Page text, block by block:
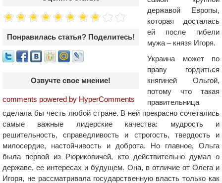
Понравилась статья? Поделитесь!
Озвучте свое мнение!
comments powered by HyperComments
державой Европы,
которая досталась
ей после гибели
мужа – князя Игоря.
Украина может по
праву гордиться
княгиней Ольгой,
потому что такая
правительница
сделала бы честь любой стране. В ней прекрасно сочетались
самые важные лидерские качества: мудрость и
решительность, справедливость и строгость, твердость и
милосердие, настойчивость и доброта. Но главное, Ольга
была первой из Рюриковичей, кто действительно думал о
державе, ее интересах и будущем. Она, в отличие от Олега и
Игоря, не рассматривала государственную власть только как